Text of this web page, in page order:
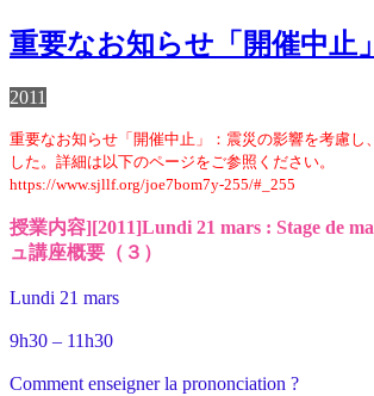
重要なお知らせ「開催中止」
2011
重要なお知らせ「開催中止」：震災の影響を考慮し
した。詳細は以下のページをご参照ください。
https://www.sjllf.org/joe7bom7y-255/#_255
授業内容][2011]Lundi 21 mars : Stage de
ュ講座概要（３）
Lundi 21 mars
9h30 – 11h30
Comment enseigner la prononciation ?